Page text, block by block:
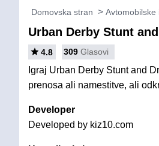
Domovska stran Avtomobilske
Urban Derby Stunt
4.8 309 Glasovi
Igraj Urban Derby Stunt and
prenosa ali namestitve, ali
Developer
Developed by kiz10.com